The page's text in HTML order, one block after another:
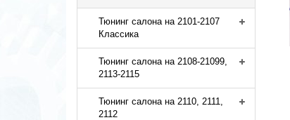
Тюнинг салона на 2101-2107
Классика
Тюнинг салона на 2108-21099,
2113-2115
Тюнинг салона на 2110, 2111,
2112